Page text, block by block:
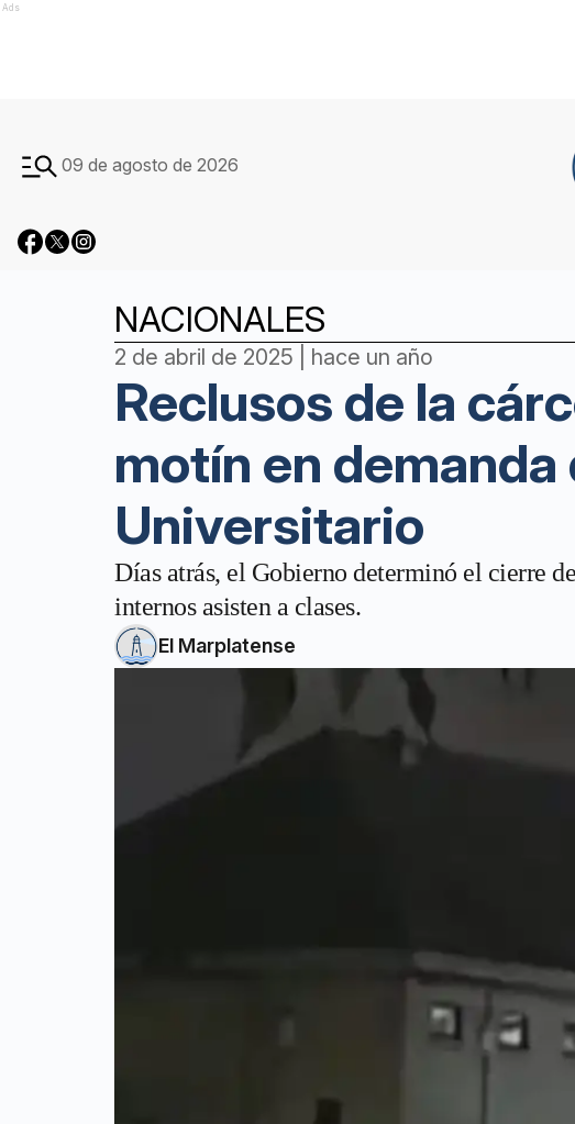
Ads
09 de agosto de 2026
NACIONALES
2 de abril de 2025 | hace un año
Reclusos de la
motín en
Universitario
Días atrás, el Gobierno determinó el cierre
internos asisten a clases.
El Marplatense